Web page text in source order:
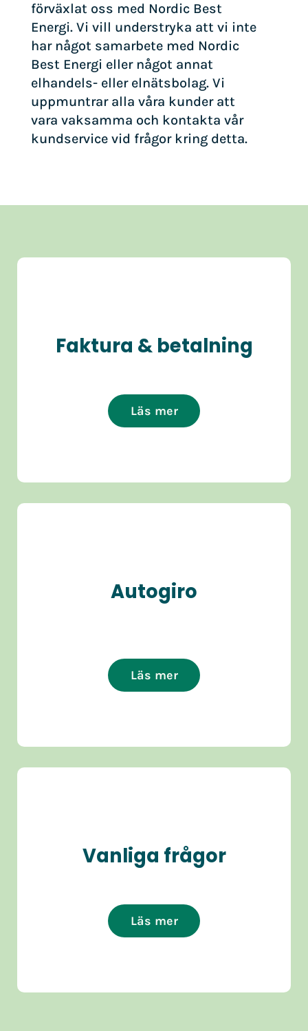
förväxlat oss med Nordic Best
Energi. Vi vill understryka att vi inte
har något samarbete med Nordic
Best Energi eller något annat
elhandels- eller elnätsbolag. Vi
uppmuntrar alla våra kunder att
vara vaksamma och kontakta vår
kundservice vid frågor kring detta.
Faktura & betalning
Läs mer
Autogiro
Läs mer
Vanliga frågor
Läs mer